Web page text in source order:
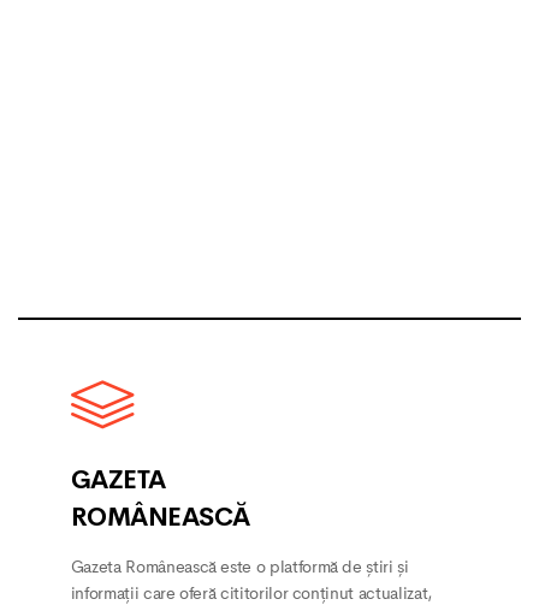
GAZETA
ROMÂNEASCĂ
Gazeta Românească este o platformă de știri și
informații care oferă cititorilor conținut actualizat,